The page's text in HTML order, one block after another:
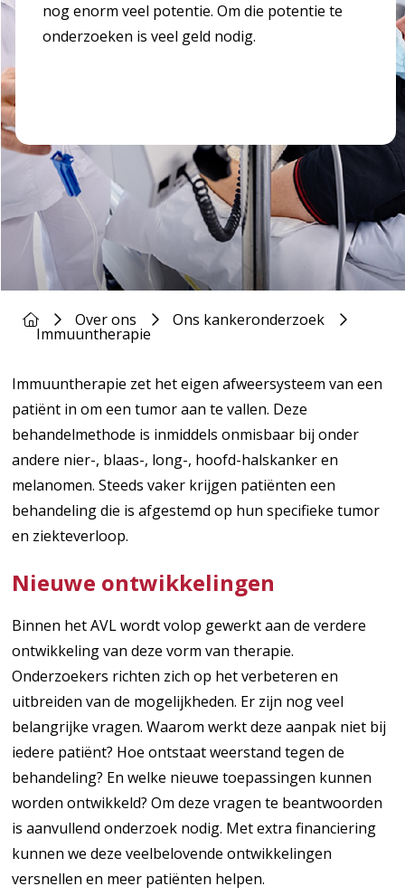
nog enorm veel potentie. Om die potentie te
onderzoeken is veel geld nodig.
Over ons Ons kankeronderzoek
Immuuntherapie
Immuuntherapie zet het eigen afweersysteem van een
patiënt in om een tumor aan te vallen. Deze
behandelmethode is inmiddels onmisbaar bij onder
andere nier-, blaas-, long-, hoofd-halskanker en
melanomen. Steeds vaker krijgen patiënten een
behandeling die is afgestemd op hun specifieke tumor
en ziekteverloop.
Nieuwe ontwikkelingen
Binnen het AVL wordt volop gewerkt aan de verdere
ontwikkeling van deze vorm van therapie.
Onderzoekers richten zich op het verbeteren en
uitbreiden van de mogelijkheden. Er zijn nog veel
belangrijke vragen. Waarom werkt deze aanpak niet bij
iedere patiënt? Hoe ontstaat weerstand tegen de
behandeling? En welke nieuwe toepassingen kunnen
worden ontwikkeld? Om deze vragen te beantwoorden
is aanvullend onderzoek nodig. Met extra financiering
kunnen we deze veelbelovende ontwikkelingen
versnellen en meer patiënten helpen.